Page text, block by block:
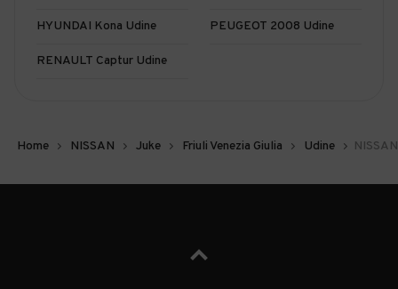
HYUNDAI Kona Udine PEUGEOT 2008 Udine
RENAULT Captur Udine
Home NISSAN Juke Friuli Venezia Giulia Udine